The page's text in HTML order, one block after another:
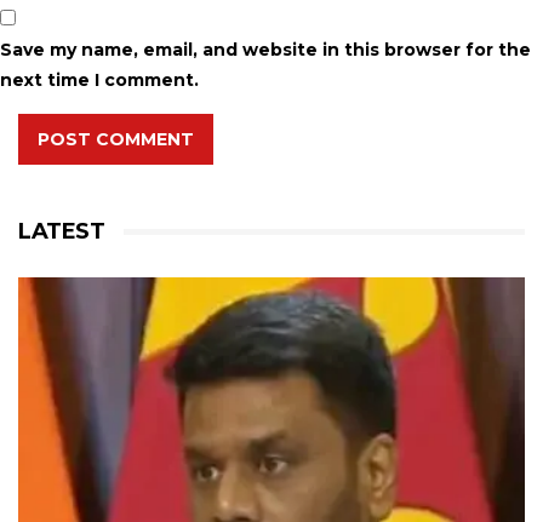
Save my name, email, and website in this browser for the
next time I comment.
POST COMMENT
LATEST